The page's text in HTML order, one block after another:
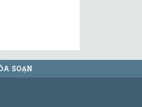
SOẠN